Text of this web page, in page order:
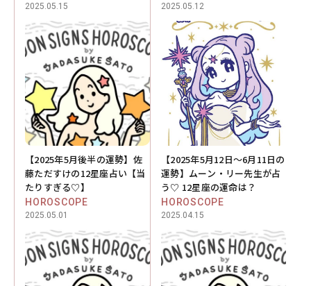
2025.05.15
【2025年5月後半の運勢】佐
藤ただすけの12星座占い【当
たりすぎる♡】
2025.05.12
【2025年5月12日～6月11日の
運勢】ムーン・リー先生が占
う♡ 12星座の運命は？
HOROSCOPE
2025.05.01
HOROSCOPE
2025.04.15